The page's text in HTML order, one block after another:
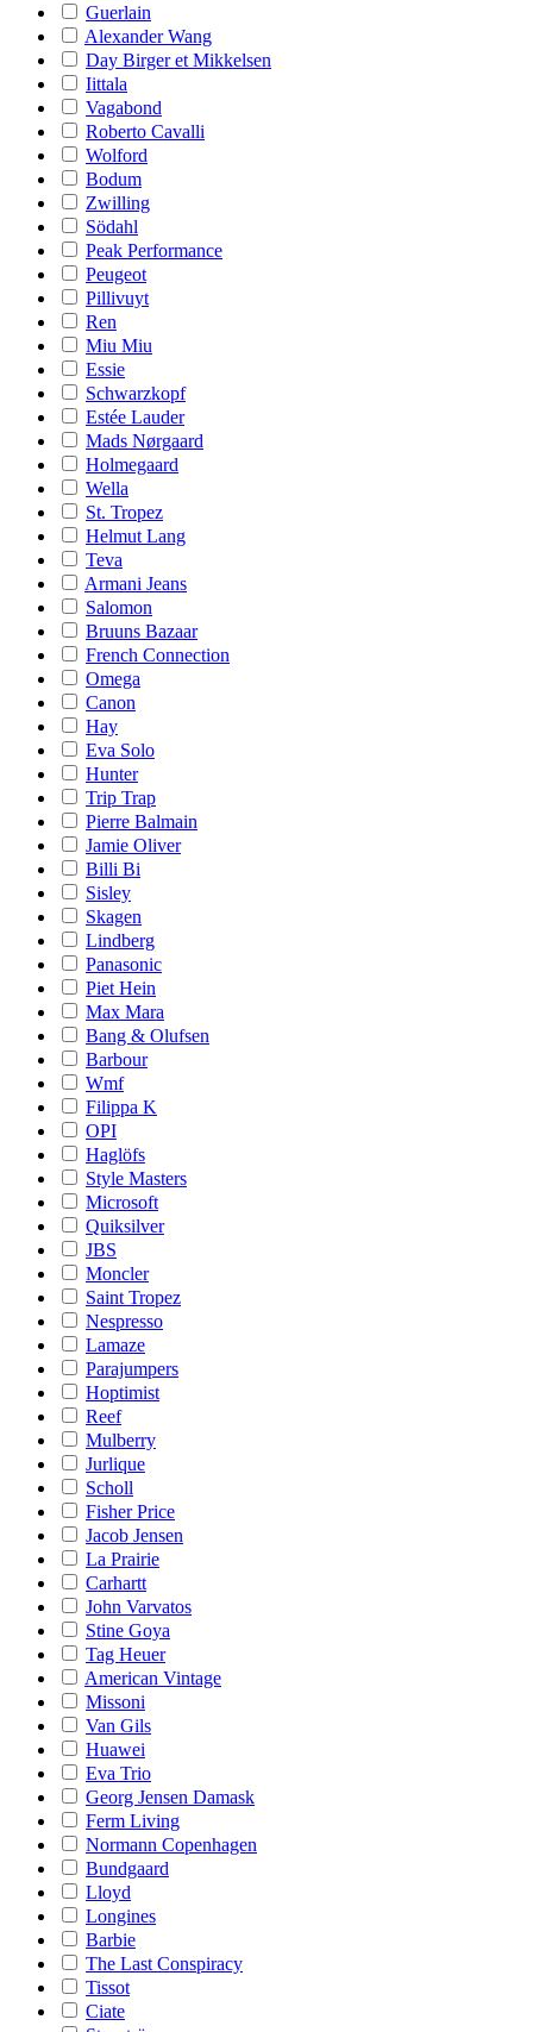
Guerlain
Alexander Wang
Day Birger et Mikkelsen
Iittala
Vagabond
Roberto Cavalli
Wolford
Bodum
Zwilling
Södahl
Peak Performance
Peugeot
Pillivuyt
Ren
Miu Miu
Essie
Schwarzkopf
Estée Lauder
Mads Nørgaard
Holmegaard
Wella
St. Tropez
Helmut Lang
Teva
Armani Jeans
Salomon
Bruuns Bazaar
French Connection
Omega
Canon
Hay
Eva Solo
Hunter
Trip Trap
Pierre Balmain
Jamie Oliver
Billi Bi
Sisley
Skagen
Lindberg
Panasonic
Piet Hein
Max Mara
Bang & Olufsen
Barbour
Wmf
Filippa K
OPI
Haglöfs
Style Masters
Microsoft
Quiksilver
JBS
Moncler
Saint Tropez
Nespresso
Lamaze
Parajumpers
Hoptimist
Reef
Mulberry
Jurlique
Scholl
Fisher Price
Jacob Jensen
La Prairie
Carhartt
John Varvatos
Stine Goya
Tag Heuer
American Vintage
Missoni
Van Gils
Huawei
Eva Trio
Georg Jensen Damask
Ferm Living
Normann Copenhagen
Bundgaard
Lloyd
Longines
Barbie
The Last Conspiracy
Tissot
Ciate